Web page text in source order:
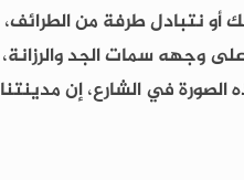
أو نتبادل طرفة من الطرائف،
وجهه سمات الجد والرزانة،
في الشارع، إن مدينتنا